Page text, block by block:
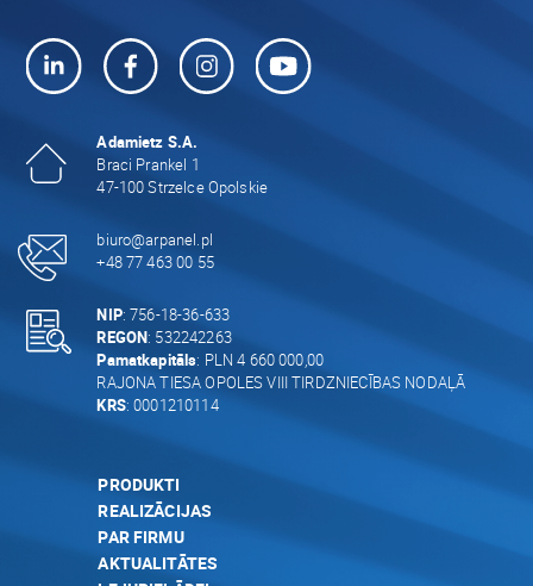
Adamietz S.A.
Braci Prankel 1
47-100 Strzelce Opolskie
biuro@arpanel.pl
+48 77 463 00 55
NIP: 756-18-36-633
REGON: 532242263
Pamatkapitāls: PLN 4 660 000,00
RAJONA TIESA OPOLES VIII TIRDZNIECĪBAS NODAĻĀ
KRS: 0001210114
PRODUKTI
REALIZĀCIJAS
PAR FIRMU
AKTUALITĀTES